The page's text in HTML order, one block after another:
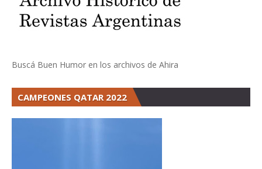
Buscá Buen Humor en los archivos de Ahira
CAMPEONES QATAR 2022